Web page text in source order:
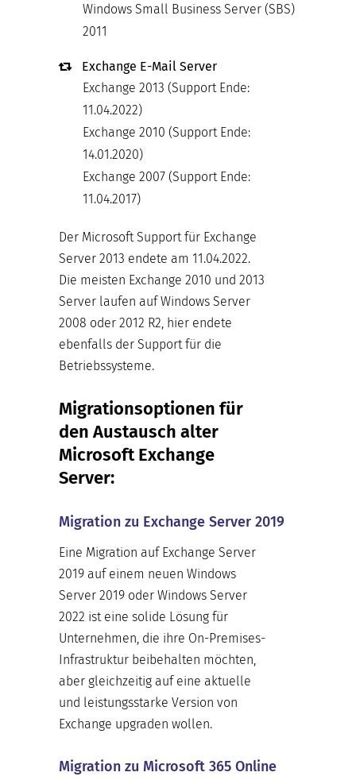
Windows Small Business Server (SBS)
2011
Exchange E-Mail Server
Exchange 2013 (Support Ende:
11.04.2022)
Exchange 2010 (Support Ende:
14.01.2020)
Exchange 2007 (Support Ende:
11.04.2017)
Der Microsoft Support für Exchange
Server 2013 endete am 11.04.2022.
Die meisten Exchange 2010 und 2013
Server laufen auf Windows Server
2008 oder 2012 R2, hier endete
ebenfalls der Support für die
Betriebssysteme.
Migrationsoptionen für
den Austausch alter
Microsoft Exchange
Server:
Migration zu Exchange Server 2019
Eine Migration auf Exchange Server
2019 auf einem neuen Windows
Server 2019 oder Windows Server
2022 ist eine solide Lösung für
Unternehmen, die ihre On-Premises-
Infrastruktur beibehalten möchten,
aber gleichzeitig auf eine aktuelle
und leistungsstarke Version von
Exchange upgraden wollen.
Migration zu Microsoft 365 Online